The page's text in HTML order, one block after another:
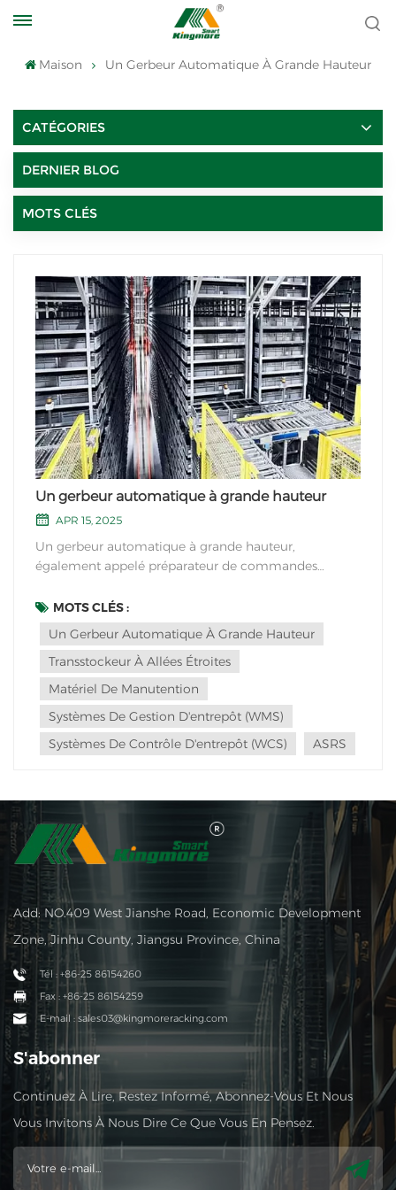
Maison Un Gerbeur Automatique À Grande Hauteur
CATÉGORIES
DERNIER BLOG
MOTS CLÉS
Un gerbeur automatique à grande hauteur
APR 15, 2025
Un gerbeur automatique à grande hauteur,
également appelé préparateur de commandes
étroites, est un équipement de manutention utilisé
dans les entrepôts et les centres de distribution. Il est
conçu pour soulever et empiler efficacement des
charges à...
MOTS CLÉS :
Un Gerbeur Automatique À Grande Hauteur
Transstockeur À Allées Étroites
Matériel De Manutention
Systèmes De Gestion D'entrepôt (WMS)
Systèmes De Contrôle D'entrepôt (WCS)
ASRS
Add: NO.409 West Jianshe Road, Economic Development
Zone, Jinhu County, Jiangsu Province, China
Tél : +86-25 86154260
Fax : +86-25 86154259
E-mail : sales03@kingmoreracking.com
S'abonner
Continuez À Lire, Restez Informé, Abonnez-Vous Et Nous
Vous Invitons À Nous Dire Ce Que Vous En Pensez.